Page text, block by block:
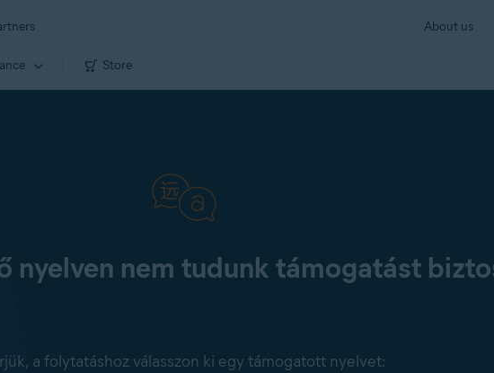
About us
Store
nyelven nem tudunk támogatást
a folytatáshoz válasszon ki egy támogatott nyelvet: